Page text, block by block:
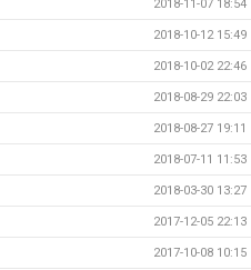
2018-11-07 18:54
2018-10-12 15:49
2018-10-02 22:46
2018-08-29 22:03
2018-08-27 19:11
2018-07-11 11:53
2018-03-30 13:27
2017-12-05 22:13
2017-10-08 10:15